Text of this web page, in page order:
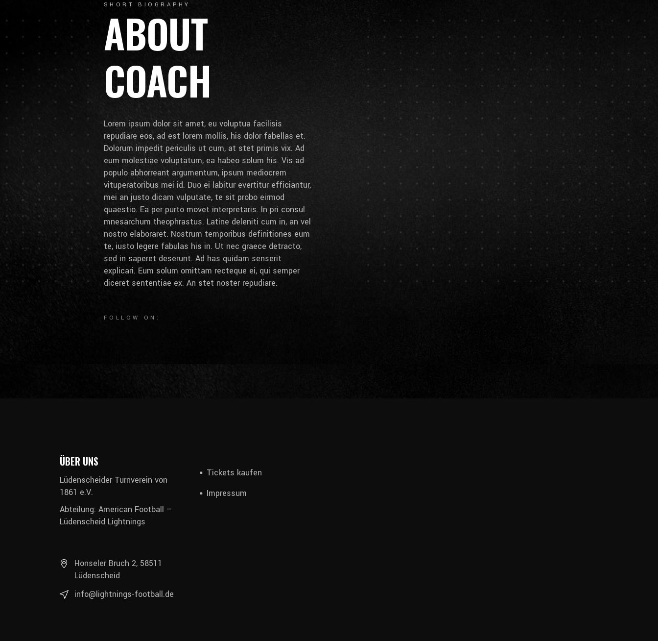
SHORT BIOGRAPHY
ABOUT
COACH
Lorem ipsum dolor sit amet, eu voluptua facilisis
repudiare eos, ad est lorem mollis, his dolor fabellas et.
Dolorum impedit periculis ut cum, at stet primis vix. Ad
eum molestiae voluptatum, ea habeo solum his. Vis ad
populo abhorreant argumentum, ipsum mediocrem
vituperatoribus mei id. Duo ei labitur evertitur efficiantur,
mei an justo dicam vulputate, te sit probo eirmod
quaestio. Ea per purto movet interpretaris. In pri consul
mnesarchum theophrastus. Latine deleniti cum in, an vel
nostro elaboraret. Nostrum temporibus definitiones eum
te, iusto legere fabulas his in. Ut nec graece detracto,
sed in saperet deserunt. Ad has quidam senserit
explicari. Eum solum omittam recteque ei, qui semper
diceret sententiae ex. An stet noster repudiare.
FOLLOW ON:
ÜBER UNS
Lüdenscheider Turnverein von
1861 e.V.
Abteilung: American Football –
Lüdenscheid Lightnings
Honseler Bruch 2, 58511
Lüdenscheid
info@lightnings-football.de
Tickets kaufen
Impressum